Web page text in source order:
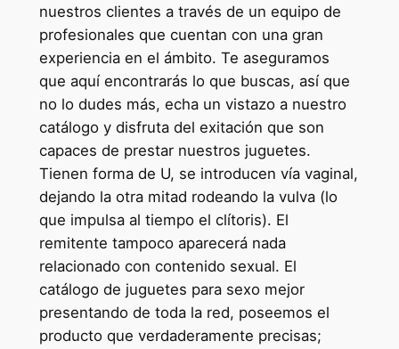
nuestros clientes a través de un equipo de
profesionales que cuentan con una gran
experiencia en el ámbito. Te aseguramos
que aquí encontrarás lo que buscas, así que
no lo dudes más, echa un vistazo a nuestro
catálogo y disfruta del exitación que son
capaces de prestar nuestros juguetes.
Tienen forma de U, se introducen vía vaginal,
dejando la otra mitad rodeando la vulva (lo
que impulsa al tiempo el clítoris). El
remitente tampoco aparecerá nada
relacionado con contenido sexual. El
catálogo de juguetes para sexo mejor
presentando de toda la red, poseemos el
producto que verdaderamente precisas;